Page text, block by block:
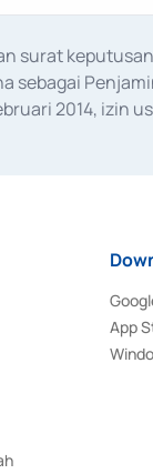
surat
sebagai
2014, izin
App